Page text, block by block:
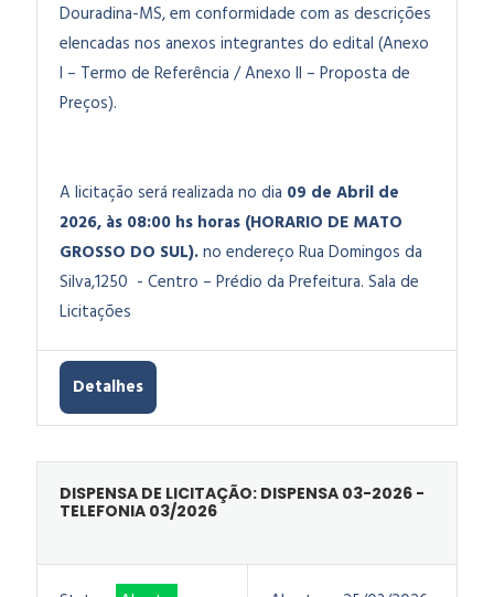
Douradina-MS, em conformidade com as descrições
elencadas nos anexos integrantes do edital (Anexo
I – Termo de Referência / Anexo II – Proposta de
Preços).
A licitação será realizada no dia 09 de Abril de
2026, às 08:00 hs horas (HORARIO DE MATO
GROSSO DO SUL).no endereço Rua Domingos da
Silva,1250 - Centro – Prédio da Prefeitura. Sala de
Licitações
Detalhes
DISPENSA DE LICITAÇÃO: DISPENSA 03-2026 -
TELEFONIA 03/2026